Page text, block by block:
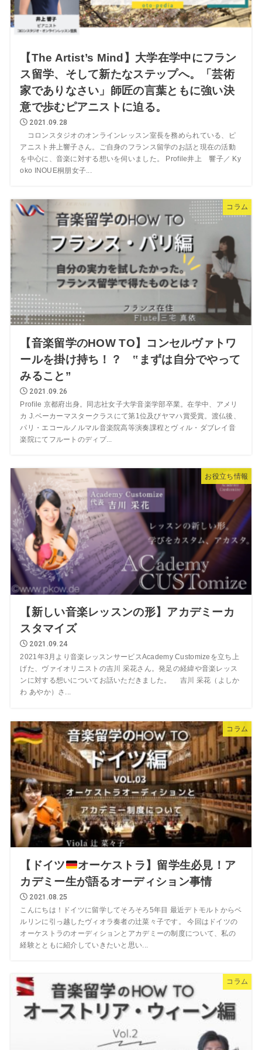
【The Artist’s Mind】大学在学中にフラン
ス留学、そして新たなステップへ。「芸術
家でありなさい」師匠の言葉ともに強い決
意で歩むピアニストに迫る。
2021.09.28
コロンスタジオのオンラインレッスン室長を務められている、ピ
アニスト井上響子さん。ご自身のフランス留学のお話と現在の活動
を中心に、音楽に対する想いを伺いました。 Profile井上 響子／ Ky
oko INOUE桐朋女子...
コラム
【音楽留学のHOW TO】コンセルヴァトワ
ールを掛け持ち！？ ‟まずは自分でやって
みること”
2021.09.26
Profile 京都府出身。同志社女子大学音楽学部卒業。在学中、アメリ
カ J.ベーカーマスタークラスにて第1位及びヤマハ賞受賞。渡仏後、
パリ・エコールノルマル音楽院高等演奏課程とヴィル・ダブレイ音
楽院にてフルートのディプ...
お役立ち情報
【新しい音楽レッスンの形】アカデミーカ
スタマイズ
2021.09.24
2021年3月より音楽レッスンサービスAcademy Customizeを立ち上
げた、ヴァイオリニストの吉川 采花さん。発足の経緯や音楽レッス
ンに対する想いについてお話いただきました。 吉川 采花（よしか
わ あやか）さ...
コラム
【ドイツ
オーケストラ】留学生必見！ア
カデミー生が語るオーディション事情
2021.08.25
こんにちは！ドイツに留学してそろそろ5年目 最近デトモルトからベ
ルリンに引っ越したヴィオラ奏者の辻菜々子です。 今回はドイツの
オーケストラのオーディションとアカデミーの制度について、私の
経験とともに紹介していきたいと思い...
コラム